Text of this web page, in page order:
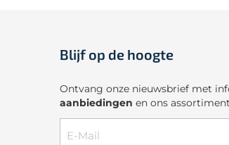
Blijf op de hoogte
Ontvang onze nieuwsbrief met
aanbiedingen en ons